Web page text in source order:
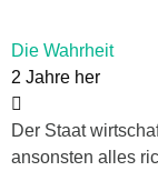
Die Wahrheit
2 Jahre her
Der Staat
ansonsten alles